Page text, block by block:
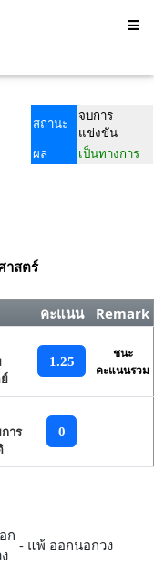
สถานะ
จบการ
แข่งขัน
ผล
เป็นทางการ
าสตร์
คะแนน Remark
1.25
ชนะ
คะแนนรวม
าร
0
ก
- แพ้ ออกนอกวง